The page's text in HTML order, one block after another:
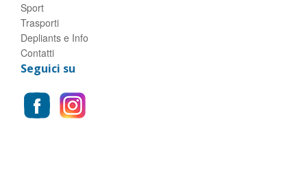
Sport
Trasporti
Depliants e Info
Contatti
Seguici su